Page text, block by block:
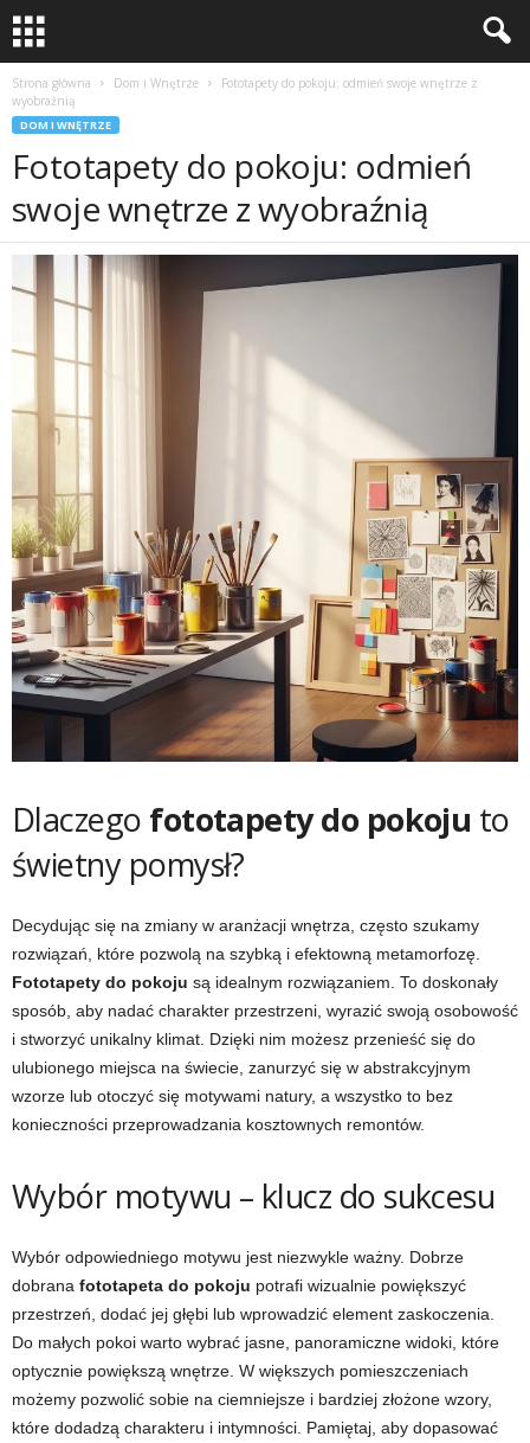
Strona główna Dom i Wnętrze
Fototapety do pokoju: odmień swoje wnętrze z
wyobraźnią
DOM I WNĘTRZE
Fototapety do pokoju: odmień
swoje wnętrze z wyobraźnią
Dlaczego fototapety do pokoju to
świetny pomysł?
Decydując się na zmiany w aranżacji wnętrza, często szukamy
rozwiązań, które pozwolą na szybką i efektowną metamorfozę.
Fototapety do pokoju są idealnym rozwiązaniem. To doskonały
sposób, aby nadać charakter przestrzeni, wyrazić swoją osobowość
i stworzyć unikalny klimat. Dzięki nim możesz przenieść się do
ulubionego miejsca na świecie, zanurzyć się w abstrakcyjnym
wzorze lub otoczyć się motywami natury, a wszystko to bez
konieczności przeprowadzania kosztownych remontów.
Wybór motywu – klucz do sukcesu
Wybór odpowiedniego motywu jest niezwykle ważny. Dobrze
dobrana fototapeta do pokoju potrafi wizualnie powiększyć
przestrzeń, dodać jej głębi lub wprowadzić element zaskoczenia.
Do małych pokoi warto wybrać jasne, panoramiczne widoki, które
optycznie powiększą wnętrze. W większych pomieszczeniach
możemy pozwolić sobie na ciemniejsze i bardziej złożone wzory,
które dodadzą charakteru i intymności. Pamiętaj, aby dopasować